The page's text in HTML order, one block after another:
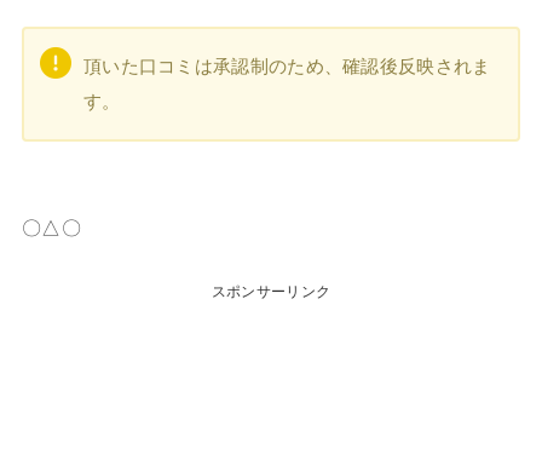
頂いた口コミは承認制のため、確認後反映されま
す。
〇△〇
スポンサーリンク